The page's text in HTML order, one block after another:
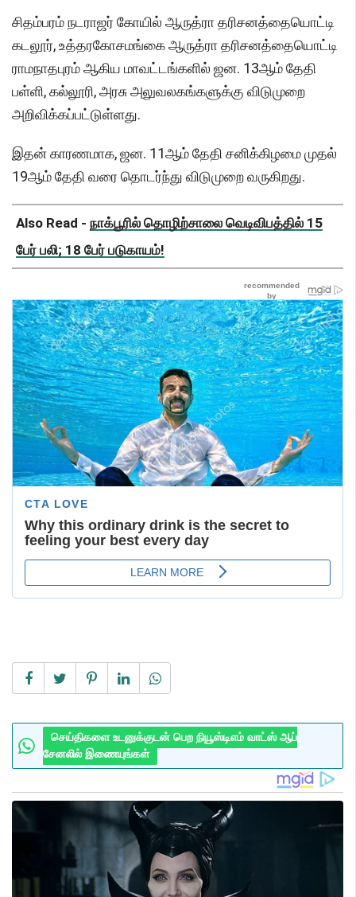
சிதம்பரம் நடராஜர் கோயில் ஆருத்ரா தரிசனத்தையொட்டி
கடலூர், உத்தரகோசமங்கை ஆருத்ரா தரிசனத்தையொட்டி
ராமநாதபுரம் ஆகிய மாவட்டங்களில் ஜன. 13ஆம் தேதி
பள்ளி, கல்லூரி, அரசு அலுவலகங்களுக்கு விடுமுறை
அறிவிக்கப்பட்டுள்ளது.
இதன் காரணமாக, ஜன. 11ஆம் தேதி சனிக்கிழமை முதல்
19ஆம் தேதி வரை தொடர்ந்து விடுமுறை வருகிறது.
Also Read - நாக்பூரில் தொழிற்சாலை வெடிவிபத்தில் 15
பேர் பலி; 18 பேர் படுகாயம்!
செய்திகளை உடனுக்குடன் பெற நியூஸ்டிஎம் வாட்ஸ் ஆப்
சேனலில் இணையுங்கள்